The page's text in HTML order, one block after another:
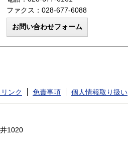
ファクス：028-677-6088
ンク 免責事項 個人情報取り扱い
1020